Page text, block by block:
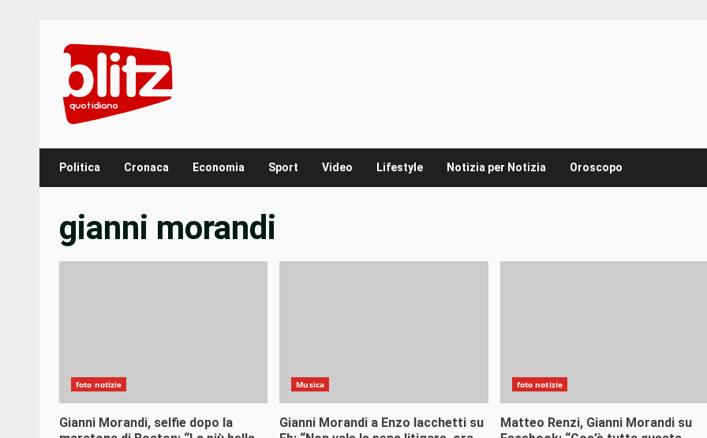
content
Politica Cronaca Economia Sport Video Lifestyle Notizia per Notizia Oroscopo
gianni morandi
foto notizie
Gianni Morandi, selfie dopo la
Musica
Gianni Morandi a Enzo Iacchetti su
foto notizie
Matteo Renzi, Gianni Morandi su